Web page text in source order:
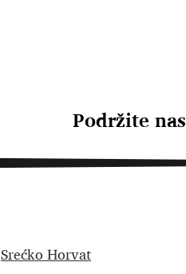
Podržite nas
Srećko Horvat